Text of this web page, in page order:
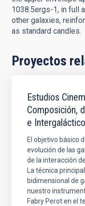
1038.5ergs-1, in full
other galaxies,
as standard candles.
Proyectos
Estudios
Composición,
e
El objetivo básico
evolución de las
de la interacción
La técnica
bidimensional de
nuestro
Fabry Perot en el